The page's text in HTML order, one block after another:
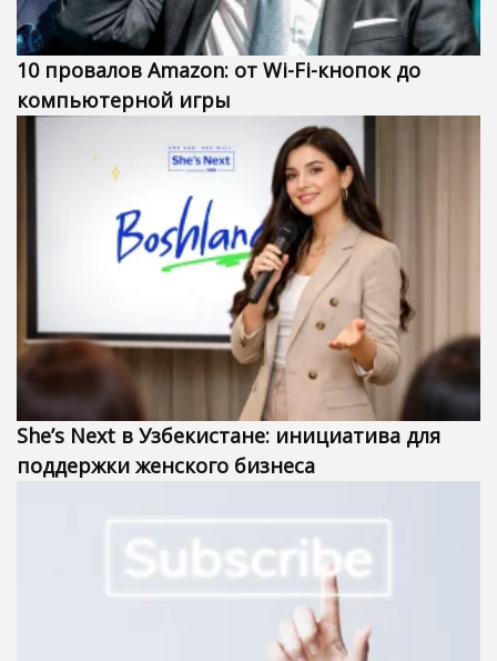
10 провалов Amazon: от Wi-Fi-кнопок до
компьютерной игры
She’s Next в Узбекистане: инициатива для
поддержки женского бизнеса